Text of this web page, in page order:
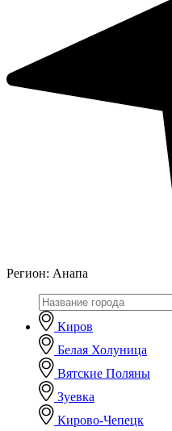
Регион: Анапа
Киров
Белая Холуница
Вятские Поляны
Зуевка
Кирово-Чепецк